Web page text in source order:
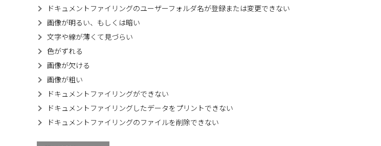
ドキュメントファイリングのユーザーフォルダ名が登録または変更できない
画像が明るい、もしくは暗い
文字や線が薄くて見づらい
色がずれる
画像が欠ける
画像が粗い
ドキュメントファイリングができない
ドキュメントファイリングしたデータをプリントできない
ドキュメントファイリングのファイルを削除できない